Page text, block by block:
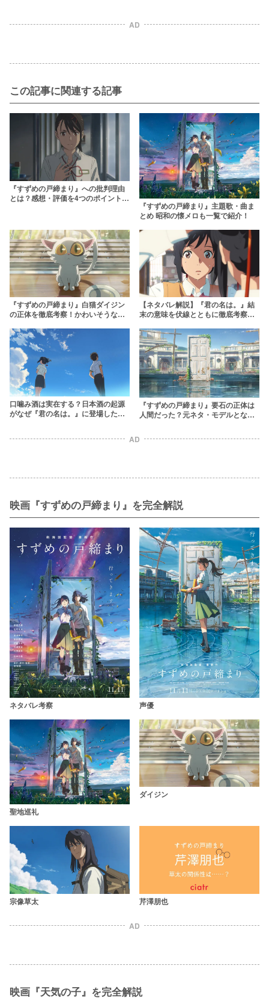
AD
この記事に関連する記事
『すずめの戸締まり』への批判理由
とは？感想・評価を4つのポイントか
『すずめの戸締まり』主題歌・曲ま
とめ 昭和の懐メロも一覧で紹介！
『すずめの戸締まり』白猫ダイジン
の正体を徹底考察！かわいそうな最
係・由来も解説
【ネタバレ解説】『君の名は。』結
末の意味を伏線とともに徹底考察！
く紹介
口噛み酒は実在する？日本酒の起源
がなぜ『君の名は。』に登場したの
『すずめの戸締まり』要石の正体は
人間だった？元ネタ・モデルとなっ
AD
映画『すずめの戸締まり』を完全解説
ネタバレ考察 声優
聖地巡礼
ダイジン
宗像草太 芹澤朋也
AD
映画『天気の子』を完全解説